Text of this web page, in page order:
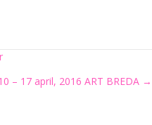
– 17 april, 2016 ART BREDA →